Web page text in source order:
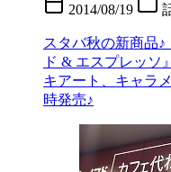
2014/08/19
スタバ秋の新商品
ド & エスプレッソ
キアート、キャラ
時発売♪